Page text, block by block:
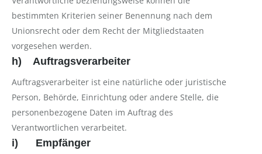
bestimmten Kriterien seiner Benennung nach dem
Unionsrecht oder dem Recht der Mitgliedstaaten
vorgesehen werden.
h) Auftragsverarbeiter
Auftragsverarbeiter ist eine natürliche oder juristische
Person, Behörde, Einrichtung oder andere Stelle, die
personenbezogene Daten im Auftrag des
Verantwortlichen verarbeitet.
i) Empfänger